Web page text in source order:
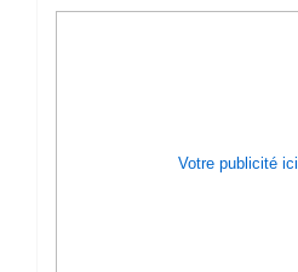
Votre publicité ici